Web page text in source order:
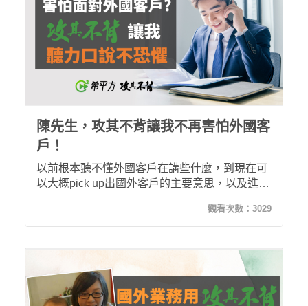
陳先生，攻其不背讓我不再害怕外國客
戶！
以前根本聽不懂外國客戶在講些什麼，到現在可
以大概pick up出國外客戶的主要意思，以及進步
觀看次數： 3029